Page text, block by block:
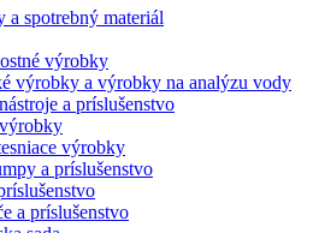
spotrebný materiál
výrobky
výrobky a výrobky na analýzu vody
a príslušenstvo
výrobky
a príslušenstvo
a príslušenstvo